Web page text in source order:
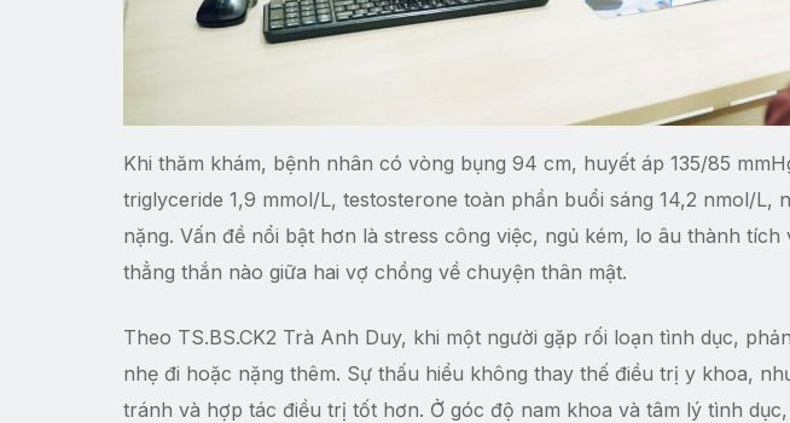
Khi thăm khám, bệnh nhân có vòng bụng 94 cm, huyết áp 135/85
triglyceride 1,9 mmol/L, testosterone toàn phần buổi sáng 14,2 nmol/L,
nặng. Vấn đề nổi bật hơn là stress công việc, ngủ kém, lo âu thành
thẳng thắn nào giữa hai vợ chồng về chuyện thân mật.
Theo TS.BS.CK2 Trà Anh Duy, khi một người gặp rối loạn tình dục,
nhẹ đi hoặc nặng thêm. Sự thấu hiểu không thay thế điều trị y khoa,
tránh và hợp tác điều trị tốt hơn. Ở góc độ nam khoa và tâm lý tình